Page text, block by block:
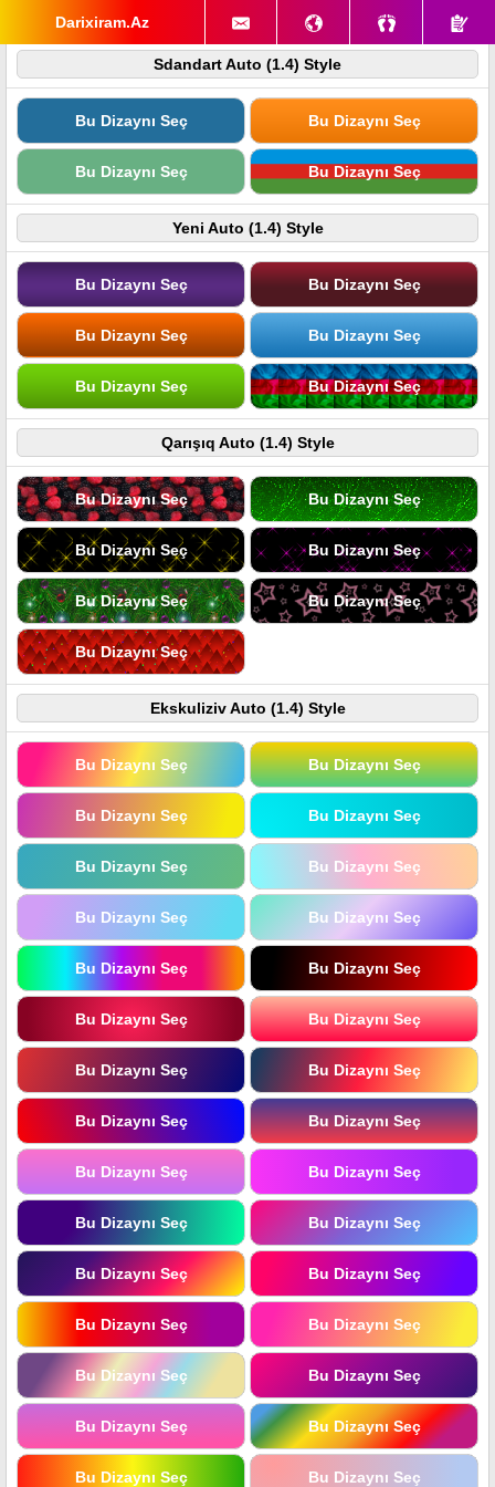
Darixiram.Az
Sdandart Auto (1.4) Style
Bu Dizaynı Seç Bu Dizaynı Seç
Bu Dizaynı Seç Bu Dizaynı Seç
Yeni Auto (1.4) Style
Bu Dizaynı Seç Bu Dizaynı Seç
Bu Dizaynı Seç Bu Dizaynı Seç
Bu Dizaynı Seç Bu Dizaynı Seç
Qarışıq Auto (1.4) Style
Bu Dizaynı Seç Bu Dizaynı Seç
Bu Dizaynı Seç Bu Dizaynı Seç
Bu Dizaynı Seç Bu Dizaynı Seç
Bu Dizaynı Seç
Ekskuliziv Auto (1.4) Style
Bu Dizaynı Seç Bu Dizaynı Seç
Bu Dizaynı Seç Bu Dizaynı Seç
Bu Dizaynı Seç Bu Dizaynı Seç
Bu Dizaynı Seç Bu Dizaynı Seç
Bu Dizaynı Seç Bu Dizaynı Seç
Bu Dizaynı Seç Bu Dizaynı Seç
Bu Dizaynı Seç Bu Dizaynı Seç
Bu Dizaynı Seç Bu Dizaynı Seç
Bu Dizaynı Seç Bu Dizaynı Seç
Bu Dizaynı Seç Bu Dizaynı Seç
Bu Dizaynı Seç Bu Dizaynı Seç
Bu Dizaynı Seç Bu Dizaynı Seç
Bu Dizaynı Seç Bu Dizaynı Seç
Bu Dizaynı Seç Bu Dizaynı Seç
Bu Dizaynı Seç Bu Dizaynı Seç